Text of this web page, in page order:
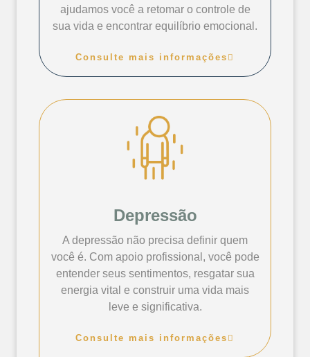
ajudamos você a retomar o controle de
sua vida e encontrar equilíbrio emocional.
Consulte mais informações
Depressão
A depressão não precisa definir quem
você é. Com apoio profissional, você pode
entender seus sentimentos, resgatar sua
energia vital e construir uma vida mais
leve e significativa.
Consulte mais informações